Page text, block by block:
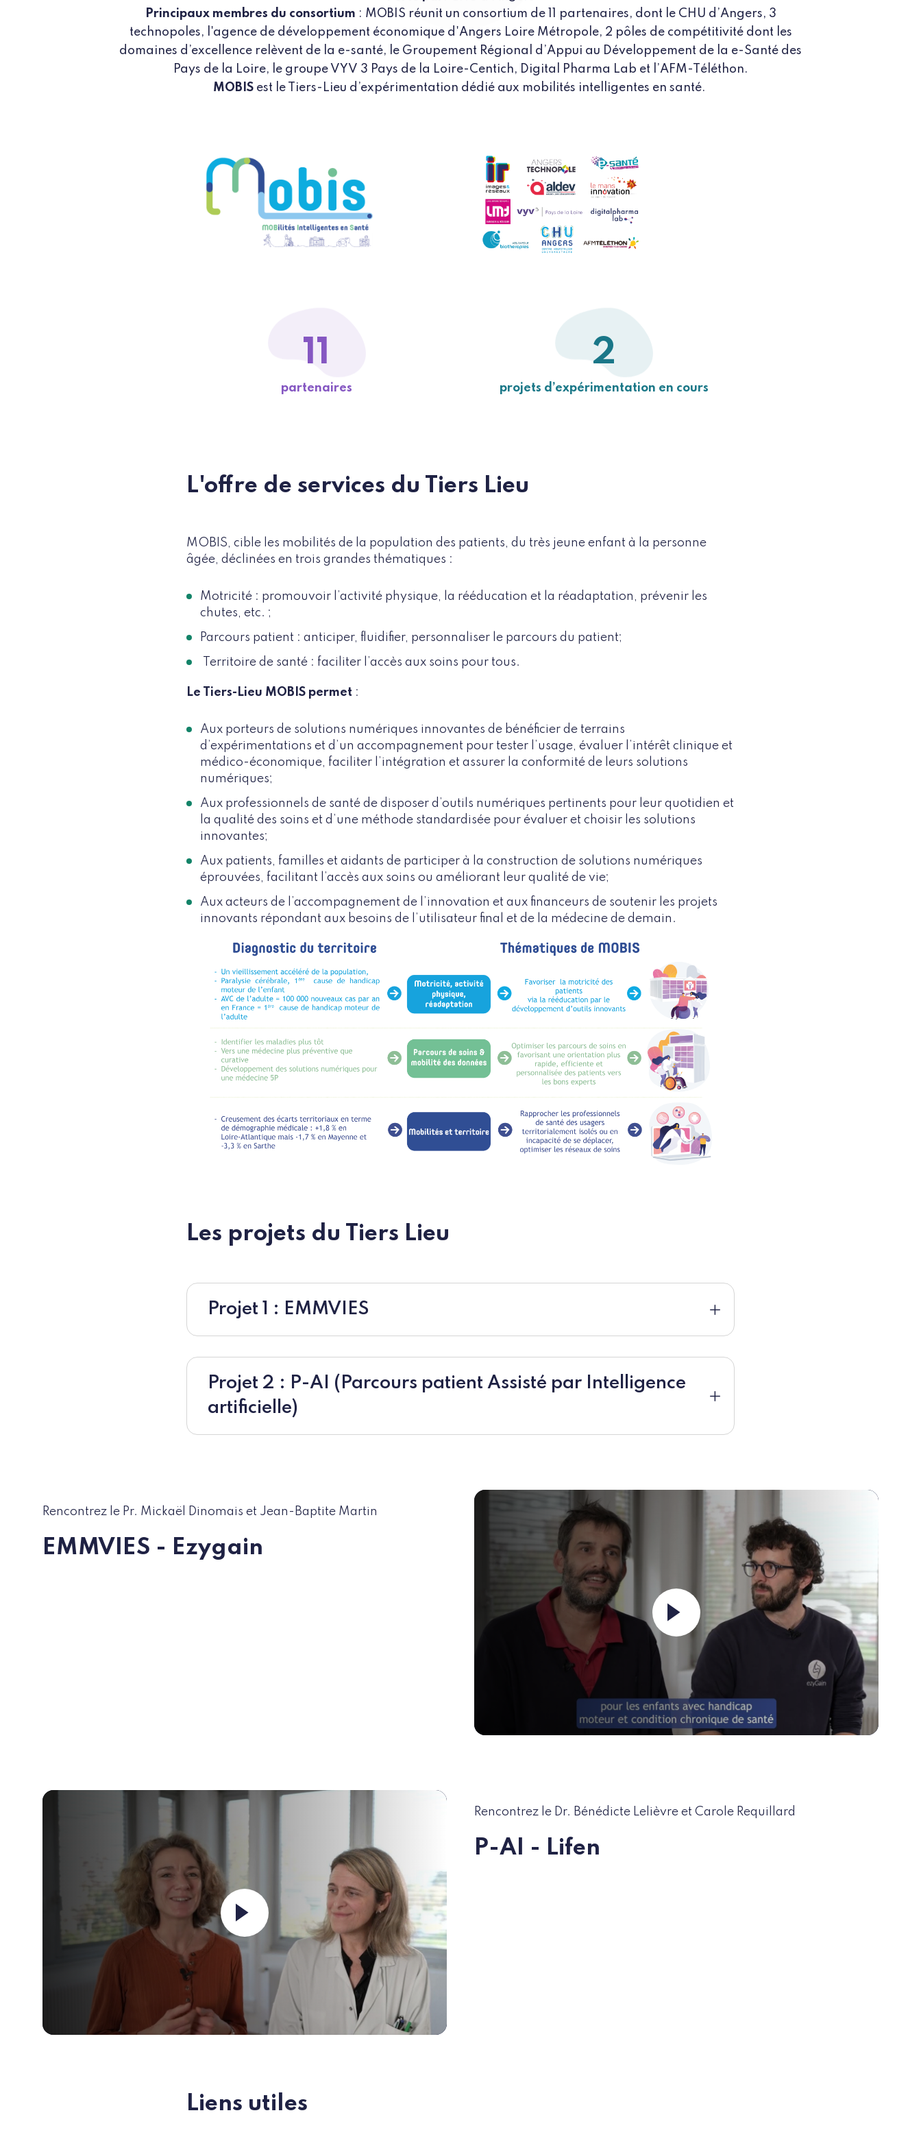
Principaux membres du consortium : MOBIS réunit un consortium de 11 partenaires, dont le CHU d’Angers, 3
technopoles, l'agence de développement économique d'Angers Loire Métropole, 2 pôles de compétitivité dont les
domaines d’excellence relèvent de la e-santé, le Groupement Régional d’Appui au Développement de la e-Santé des
Pays de la Loire, le groupe VYV 3 Pays de la Loire-Centich, Digital Pharma Lab et l’AFM-Téléthon.
MOBIS est le Tiers-Lieu d’expérimentation dédié aux mobilités intelligentes en santé.
11
partenaires
2
projets d’expérimentation en cours
L'offre de services du Tiers Lieu
MOBIS, cible les mobilités de la population des patients, du très jeune enfant à la personne
âgée, déclinées en trois grandes thématiques :
Motricité : promouvoir l’activité physique, la rééducation et la réadaptation, prévenir les
chutes, etc. ;
Parcours patient : anticiper, fluidifier, personnaliser le parcours du patient;
Territoire de santé : faciliter l’accès aux soins pour tous.
Le Tiers-Lieu MOBIS permet :
Aux porteurs de solutions numériques innovantes de bénéficier de terrains
d’expérimentations et d’un accompagnement pour tester l’usage, évaluer l’intérêt clinique et
médico-économique, faciliter l’intégration et assurer la conformité de leurs solutions
numériques;
Aux professionnels de santé de disposer d’outils numériques pertinents pour leur quotidien et
la qualité des soins et d’une méthode standardisée pour évaluer et choisir les solutions
innovantes;
Aux patients, familles et aidants de participer à la construction de solutions numériques
éprouvées, facilitant l’accès aux soins ou améliorant leur qualité de vie;
Aux acteurs de l’accompagnement de l’innovation et aux financeurs de soutenir les projets
innovants répondant aux besoins de l’utilisateur final et de la médecine de demain.
Les projets du Tiers Lieu
Projet 1 : EMMVIES
Projet 2 : P-AI (Parcours patient Assisté par Intelligence
artificielle)
Rencontrez le Pr. Mickaël Dinomais et Jean-Baptite Martin
EMMVIES - Ezygain
Launch the video ""
Rencontrez le Dr. Bénédicte Lelièvre et Carole Requillard
P-AI - Lifen
Launch the video ""
Liens utiles